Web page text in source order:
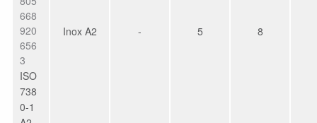
668
920
656
3
ISO
738
0-1
Inox A2 - 5 8